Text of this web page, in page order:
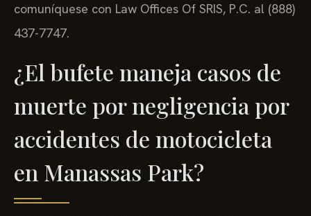
comuníquese con Law Offices Of SRIS, P.C. al (888)
437-7747.
¿El bufete maneja casos de
muerte por negligencia por
accidentes de motocicleta
en Manassas Park?